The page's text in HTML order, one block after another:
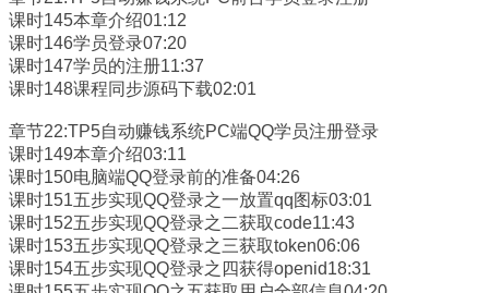
课时145本章介绍01:12
课时146学员登录07:20
课时147学员的注册11:37
课时148课程同步源码下载02:01
章节22:TP5自动赚钱系统PC端QQ学员注册登录
课时149本章介绍03:11
课时150电脑端QQ登录前的准备04:26
课时151五步实现QQ登录之一放置qq图标03:01
课时152五步实现QQ登录之二获取code11:43
课时153五步实现QQ登录之三获取token06:06
课时154五步实现QQ登录之四获得openid18:31